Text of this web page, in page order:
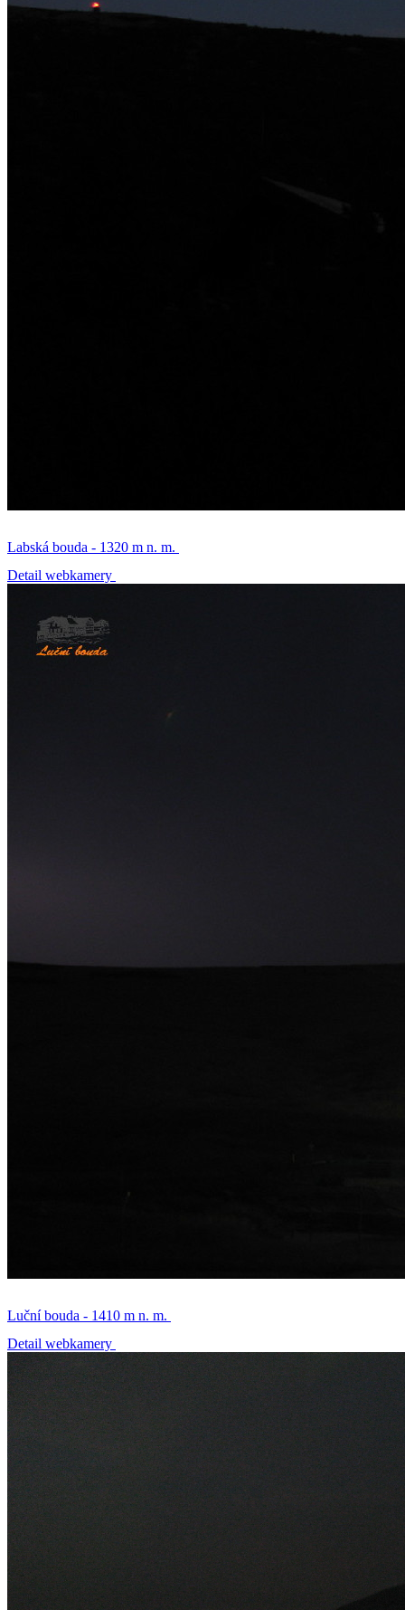
Labská bouda - 1320 m n. m.
Detail webkamery
Luční bouda - 1410 m n. m.
Detail webkamery